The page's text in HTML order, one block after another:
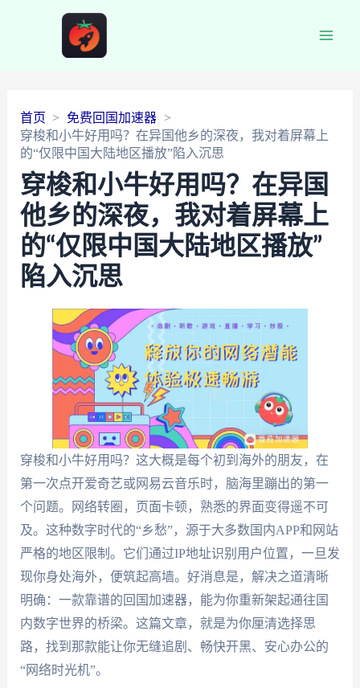
首页
免费回国加速器
穿梭和小牛好用吗？在异国他乡的深夜，我对着屏幕上
的“仅限中国大陆地区播放”陷入沉思
穿梭和小牛好用吗？在异国
他乡的深夜，我对着屏幕上
的“仅限中国大陆地区播放”
陷入沉思
穿梭和小牛好用吗？这大概是每个初到海外的朋友，在
第一次点开爱奇艺或网易云音乐时，脑海里蹦出的第一
个问题。网络转圈，页面卡顿，熟悉的界面变得遥不可
及。这种数字时代的“乡愁”，源于大多数国内APP和网站
严格的地区限制。它们通过IP地址识别用户位置，一旦发
现你身处海外，便筑起高墙。好消息是，解决之道清晰
明确：一款靠谱的回国加速器，能为你重新架起通往国
内数字世界的桥梁。这篇文章，就是为你厘清选择思
路，找到那款能让你无缝追剧、畅快开黑、安心办公的
“网络时光机”。